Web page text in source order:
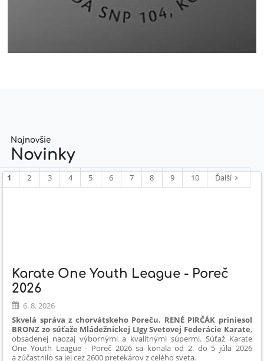
Najnovšie
Novinky
Karate One Youth League - Poreč
2026
6. 8. 2026
Skvelá správa z chorvátskeho Poreču. RENÉ PIRČÁK priniesol
BRONZ zo súťaže Mládežnickej LIgy Svetovej Federácie Karate,
obsadenej naozaj výbornými a kvalitnými súpermi. Súťaž Karate
One Youth League - Poreč 2026 sa konala od 2. do 5 júla 2026
a zúčastnilo sa jej cez 2600 pretekárov z celého sveta.
1 2 3 4 5 6 7 8 9 10 Ďalší